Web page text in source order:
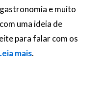
e muito
uma ideia de
para falar com os
mais.